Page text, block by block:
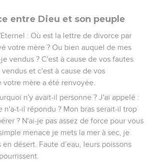
entre Dieu et son peuple
: Où est la lettre de divorce par
votre mère ? Ou bien auquel de mes
vendus ? C'est à cause de vos fautes
et c'est à cause de vos
votre mère a été renvoyée.
n'y avait-il personne ? J'ai appelé :
n'a-t-il répondu ? Mon bras serait-il trop
? N'ai-je pas assez de force pour vous
menace je mets la mer à sec, je
désert. Faute d’eau, leurs poissons